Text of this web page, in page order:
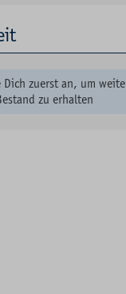
Dich zuerst an, um
zu erhalten